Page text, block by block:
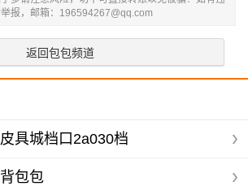
报，邮箱：196594267@qq.com
返回包包频道
具城档口2a030档
包包